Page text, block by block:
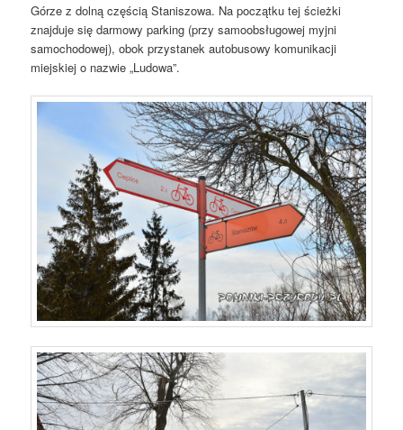
Górze z dolną częścią Staniszowa. Na początku tej ścieżki
znajduje się darmowy parking (przy samoobsługowej myjni
samochodowej), obok przystanek autobusowy komunikacji
miejskiej o nazwie „Ludowa”.